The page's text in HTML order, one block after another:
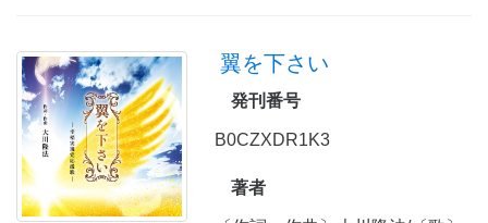
翼を下さい
発刊番号
B0CZXDR1K3
著者